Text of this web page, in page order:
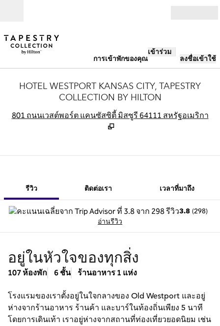
การเข้าพักของคุณ
เข้าร่วม
ลงชื่อเข้าใช้
HOTEL WESTPORT KANSAS CITY, TAPESTRY
COLLECTION BY HILTON
801 ถนนเวสต์พอร์ต แคนซัสซิตี้ มิสซูรี 64111 สหรัฐอเมริกา
รีวิว ติดต่อเรา เวลาที่มาถึง
3.8 (298)
อ่านรีวิว
อยู่ในหัวใจของทุกสิ่ง
107 ห้องพัก 6 ชั้น ร้านอาหาร 1 แห่ง
โรงแรมของเราตั้งอยู่ในใจกลางของ Old Westport และอยู่
ห่างจากร้านอาหาร ร้านค้า และบาร์ในท้องถิ่นเพียง 5 นาที
โดยการเดินเท้า เราอยู่ห่างจากสถานที่ท่องเที่ยวยอดนิยม เช่น